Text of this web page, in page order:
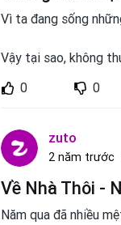
Vì ta đang sống
Vậy tại sao, không
0
0
zuto
2 năm trước
Về Nhà Thôi -
Năm qua đã nhiều